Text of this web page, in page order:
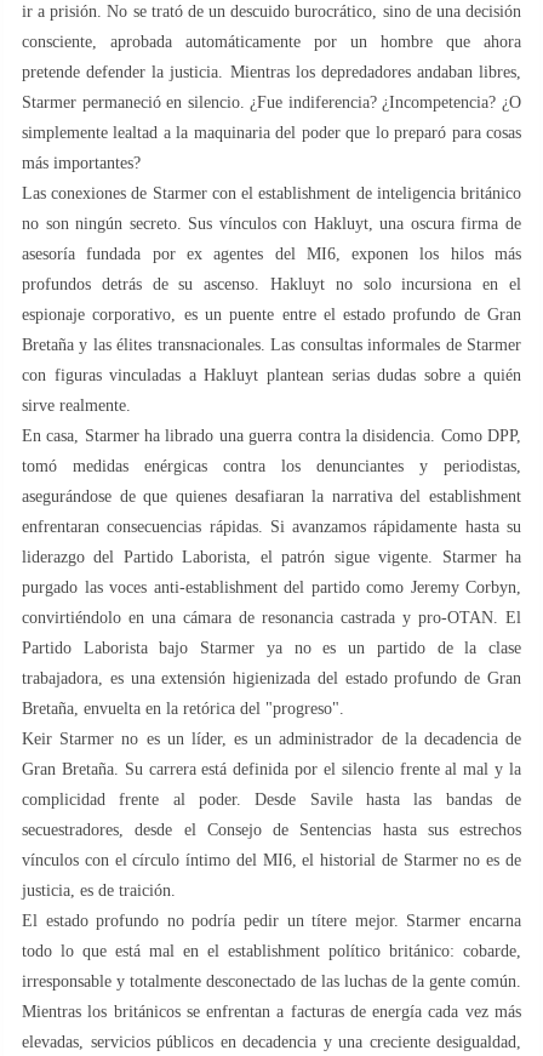
ir a prisión. No se trató de un descuido burocrático, sino de una decisión
consciente, aprobada automáticamente por un hombre que ahora
pretende defender la justicia. Mientras los depredadores andaban libres,
Starmer permaneció en silencio. ¿Fue indiferencia? ¿Incompetencia? ¿O
simplemente lealtad a la maquinaria del poder que lo preparó para cosas
más importantes?
Las conexiones de Starmer con el establishment de inteligencia británico
no son ningún secreto. Sus vínculos con Hakluyt, una oscura firma de
asesoría fundada por ex agentes del MI6, exponen los hilos más
profundos detrás de su ascenso. Hakluyt no solo incursiona en el
espionaje corporativo, es un puente entre el estado profundo de Gran
Bretaña y las élites transnacionales. Las consultas informales de Starmer
con figuras vinculadas a Hakluyt plantean serias dudas sobre a quién
sirve realmente.
En casa, Starmer ha librado una guerra contra la disidencia. Como DPP,
tomó medidas enérgicas contra los denunciantes y periodistas,
asegurándose de que quienes desafiaran la narrativa del establishment
enfrentaran consecuencias rápidas. Si avanzamos rápidamente hasta su
liderazgo del Partido Laborista, el patrón sigue vigente. Starmer ha
purgado las voces anti-establishment del partido como Jeremy Corbyn,
convirtiéndolo en una cámara de resonancia castrada y pro-OTAN. El
Partido Laborista bajo Starmer ya no es un partido de la clase
trabajadora, es una extensión higienizada del estado profundo de Gran
Bretaña, envuelta en la retórica del "progreso".
Keir Starmer no es un líder, es un administrador de la decadencia de
Gran Bretaña. Su carrera está definida por el silencio frente al mal y la
complicidad frente al poder. Desde Savile hasta las bandas de
secuestradores, desde el Consejo de Sentencias hasta sus estrechos
vínculos con el círculo íntimo del MI6, el historial de Starmer no es de
justicia, es de traición.
El estado profundo no podría pedir un títere mejor. Starmer encarna
todo lo que está mal en el establishment político británico: cobarde,
irresponsable y totalmente desconectado de las luchas de la gente común.
Mientras los británicos se enfrentan a facturas de energía cada vez más
elevadas, servicios públicos en decadencia y una creciente desigualdad,